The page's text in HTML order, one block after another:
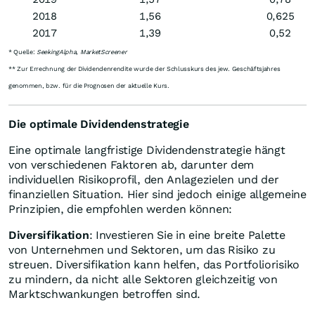
2018
1,56
0,625
2017
1,39 0,52
* Quelle: SeekingAlpha, MarketScreener
** Zur Errechnung der Dividendenrendite wurde der Schlusskurs des jew. Geschäftsjahres
genommen, bzw. für die Prognosen der aktuelle Kurs.
Die optimale Dividendenstrategie
Eine optimale langfristige Dividendenstrategie hängt
von verschiedenen Faktoren ab, darunter dem
individuellen Risikoprofil, den Anlagezielen und der
finanziellen Situation. Hier sind jedoch einige allgemeine
Prinzipien, die empfohlen werden können:
Diversifikation: Investieren Sie in eine breite Palette
von Unternehmen und Sektoren, um das Risiko zu
streuen. Diversifikation kann helfen, das Portfoliorisiko
zu mindern, da nicht alle Sektoren gleichzeitig von
Marktschwankungen betroffen sind.